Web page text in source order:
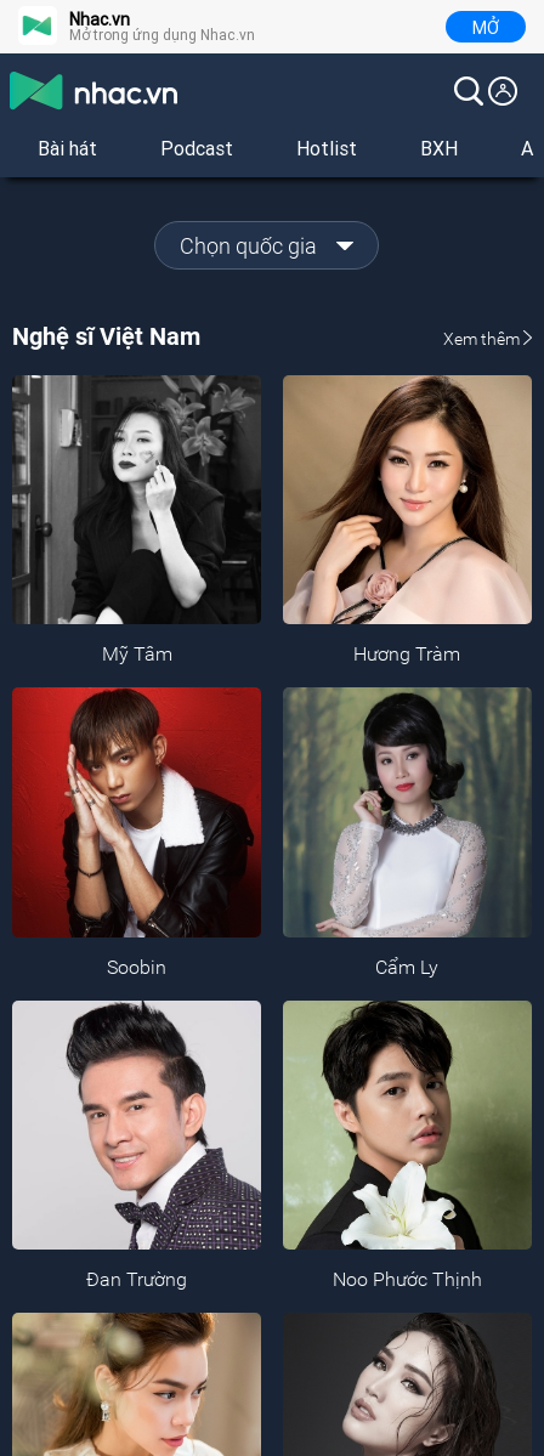
Nhac.vn
Mở trong ứng dụng Nhac.vn MỞ
Bài hát Podcast Hotlist BXH
Chọn quốc gia
Nghệ sĩ Việt Nam Xem thêm
Mỹ Tâm Hương Tràm
Soobin Cẩm Ly
Đan Trường Noo Phước Thịnh